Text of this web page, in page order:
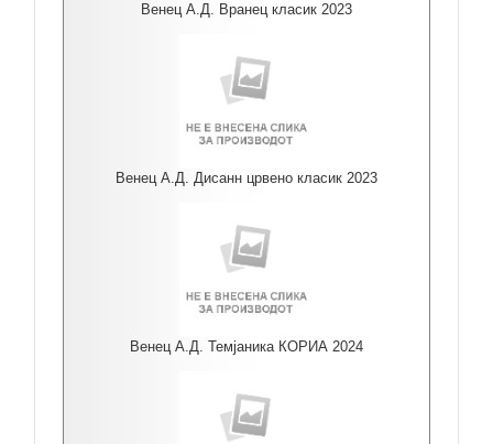
Венец А.Д. Вранец класик 2023
Венец А.Д. Дисанн црвено класик 2023
Венец А.Д. Темјаника КОРИА 2024